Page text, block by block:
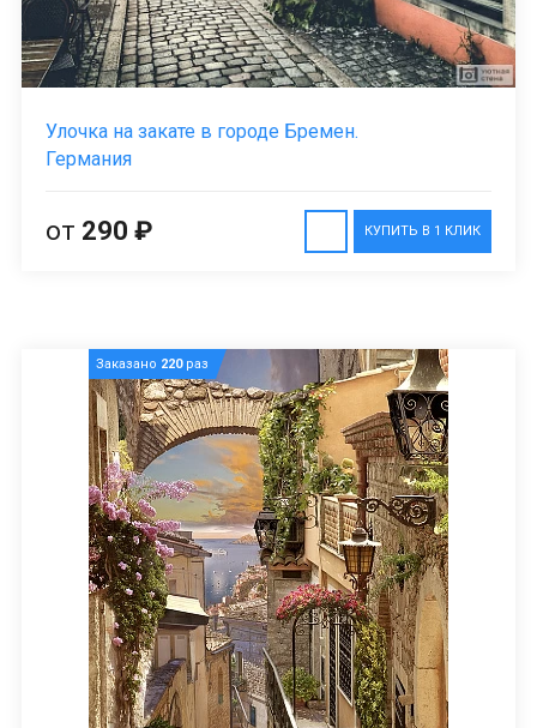
Улочка на закате в городе Бремен.
Германия
КУПИТЬ В 1 КЛИК
от 290 ₽
Заказано 220раз